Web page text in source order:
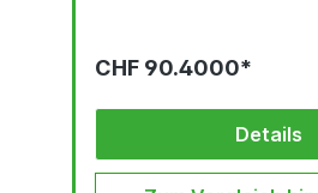
CHF 90.4000*
Details